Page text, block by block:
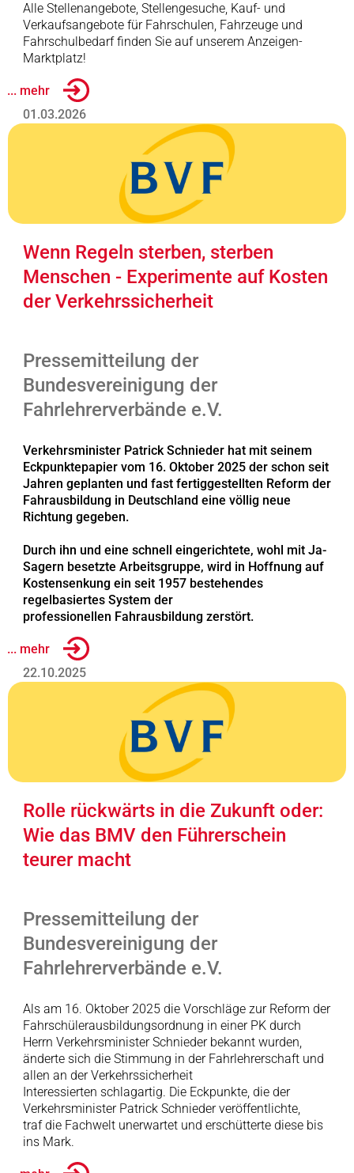
Alle Stellenangebote, Stellengesuche, Kauf- und
Verkaufsangebote für Fahrschulen, Fahrzeuge und
Fahrschulbedarf finden Sie auf unserem Anzeigen-
Marktplatz!
... mehr
01.03.2026
Wenn Regeln sterben, sterben
Menschen - Experimente auf Kosten
der Verkehrssicherheit
Pressemitteilung der
Bundesvereinigung der
Fahrlehrerverbände e.V.
Verkehrsminister Patrick Schnieder hat mit seinem
Eckpunktepapier vom 16. Oktober 2025 der schon seit
Jahren geplanten und fast fertiggestellten Reform der
Fahrausbildung in Deutschland eine völlig neue
Richtung gegeben.
Durch ihn und eine schnell eingerichtete, wohl mit Ja-
Sagern besetzte Arbeitsgruppe, wird in Hoffnung auf
Kostensenkung ein seit 1957 bestehendes
regelbasiertes System der
professionellen Fahrausbildung zerstört.
... mehr
22.10.2025
Rolle rückwärts in die Zukunft oder:
Wie das BMV den Führerschein
teurer macht
Pressemitteilung der
Bundesvereinigung der
Fahrlehrerverbände e.V.
Als am 16. Oktober 2025 die Vorschläge zur Reform der
Fahrschülerausbildungsordnung in einer PK durch
Herrn Verkehrsminister Schnieder bekannt wurden,
änderte sich die Stimmung in der Fahrlehrerschaft und
allen an der Verkehrssicherheit
Interessierten schlagartig. Die Eckpunkte, die der
Verkehrsminister Patrick Schnieder veröffentlichte,
traf die Fachwelt unerwartet und erschütterte diese bis
ins Mark.